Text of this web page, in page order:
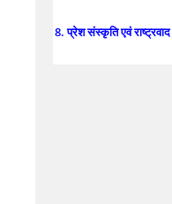
8. प्रेश संस्कृति एवं राष्ट्रवाद